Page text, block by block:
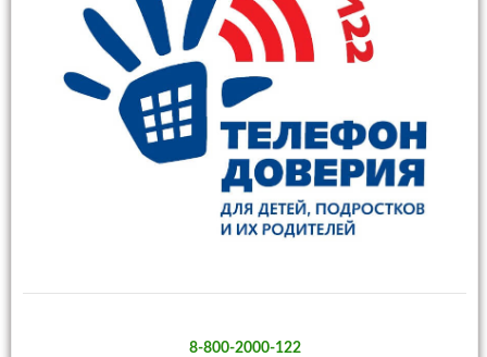
8-800-2000-122